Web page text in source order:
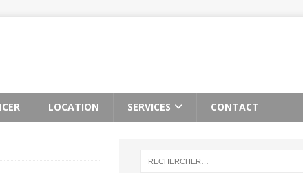
LOCATION SERVICES CONTACT